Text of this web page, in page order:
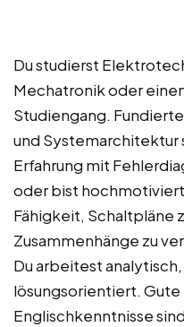
Du studierst
Mechatronik oder
Studiengang.
und Systemarchitektur
Erfahrung mit
oder bist
Fähigkeit, Schaltpläne
Zusammenhänge zu
Du arbeitest
lösungsorientiert. Gute
Englischkenntnisse